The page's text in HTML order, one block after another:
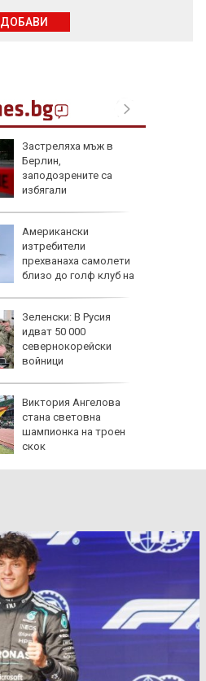
Застреляха мъж в
Берлин,
заподозрените са
избягали
Американски
изтребители
прехванаха самолети
близо до голф клуб на
Зеленски: В Русия
идват 50 000
севернокорейски
войници
Виктория Ангелова
стана световна
шампионка на троен
скок
ДОБАВИ